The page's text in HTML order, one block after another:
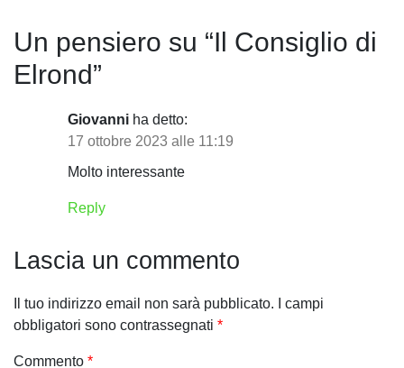
i
g
n
e
a
Un pensiero su “Il Consiglio di
Elrond”
Giovanni ha detto:
17 ottobre 2023 alle 11:19
Molto interessante
Reply
Lascia un commento
Il tuo indirizzo email non sarà pubblicato.
I campi
obbligatori sono contrassegnati *
Commento *